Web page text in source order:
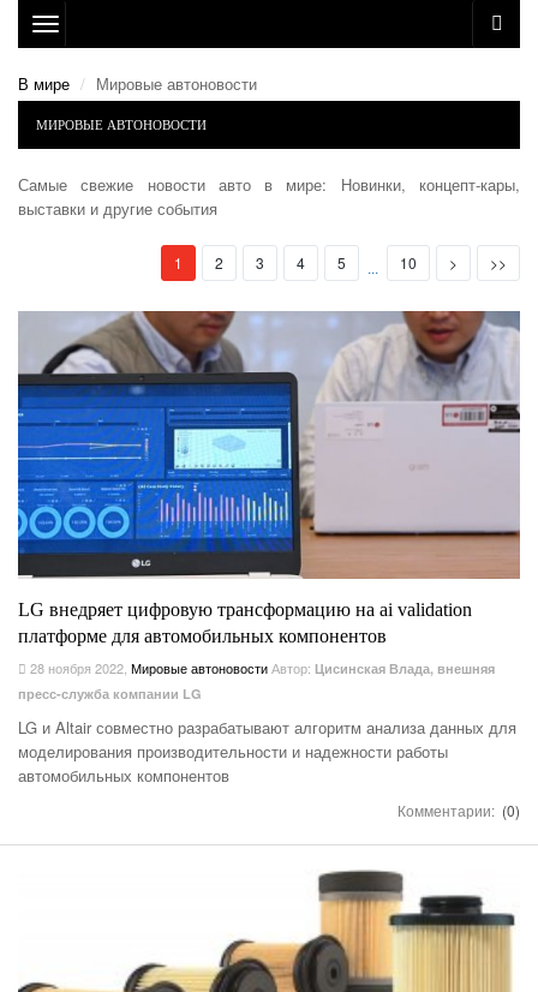
Toggle
navigation
В мире
Мировые автоновости
МИРОВЫЕ АВТОНОВОСТИ
Самые свежие новости авто в мире: Новинки, концепт-кары,
выставки и другие события
1 (current)
2 3 4 5 ... 10 > >>
LG внедряет цифровую трансформацию на ai validation
платформе для автомобильных компонентов
28 ноября 2022 Мировые автоновостиАвтор: Цисинская Влада, внешняя
пресс-служба компании LG
LG и Altair совместно разрабатывают алгоритм анализа данных для
моделирования производительности и надежности работы
автомобильных компонентов
Комментарии: (0)